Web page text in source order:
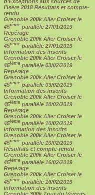
d'Exceptions aux sources de
l'Isère 2018 Résultats et compte-
rendu
Grenoble 200k Aller Croiser le
45ième parallèle 27/01/2019
Repérage
Grenoble 200k Aller Croiser le
45ième parallèle 27/01/2019
Information des inscrits
Grenoble 200k Aller Croiser le
45ième parallèle 03/02/2019
Repérage
Grenoble 200k Aller Croiser le
45ième parallèle 03/02/2019
Information des inscrits
Grenoble 200k Aller Croiser le
45ième parallèle 10/02/2019
Repérage
Grenoble 200k Aller Croiser le
45ième parallèle 10/02/2019
Information des inscrits
Grenoble 200k Aller Croiser le
45ième parallèle 10/02/2019
Résultats et compte-rendu
Grenoble 200k Aller Croiser le
45ième parallèle 16/02/2019
Repérage
Grenoble 200k Aller Croiser le
45ième parallèle 16/02/2019
Information des inscrits
Grenoble 300k Tour du Vercors